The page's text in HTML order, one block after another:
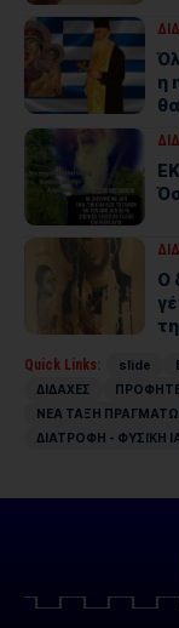
η
Ο
Quick Links: slide
ΔΙΔΑΧΕΣ
ΝΕΑ ΤΑΞΗ
ΔΙΑΤΡΟΦΗ - ΦΥΣΙΚΗ